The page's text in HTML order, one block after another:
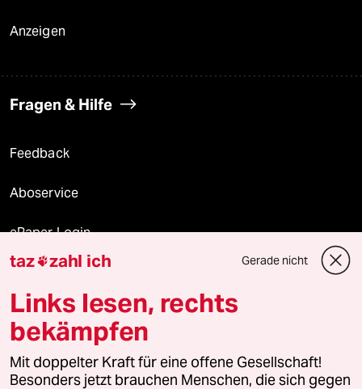
Anzeigen
Fragen & Hilfe
Feedback
Aboservice
ePaper Login
Downloads für Abonnierende
© 2026 taz Verlags und Vertriebs GmbH
Alle Rechte vorbehalten. Bei rechtlichen Fragen oder für Genehmigungen
wenden Sie sich bitte an
lizenzen@taz.de
taz zahl ich Gerade nicht
Links lesen, rechts
bekämpfen
Mit doppelter Kraft für eine offene Gesellschaft!
Besonders jetzt brauchen Menschen, die sich gegen